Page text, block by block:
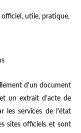
officiel , utile, pratique,
d'un document
un extrait d'acte de
les services de l'état
sites officiels et sont